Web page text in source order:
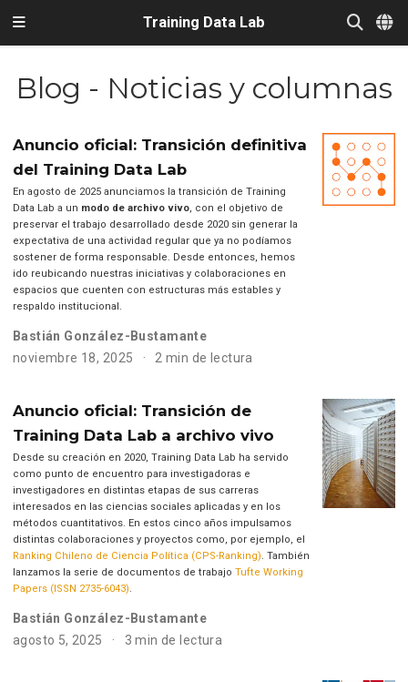
Training Data Lab
Blog - Noticias y columnas
Anuncio oficial: Transición definitiva
del Training Data Lab
En agosto de 2025 anunciamos la transición de Training
Data Lab a un modo de archivo vivo, con el objetivo de
preservar el trabajo desarrollado desde 2020 sin generar la
expectativa de una actividad regular que ya no podíamos
sostener de forma responsable. Desde entonces, hemos
ido reubicando nuestras iniciativas y colaboraciones en
espacios que cuenten con estructuras más estables y
respaldo institucional.
Bastián González-Bustamante
noviembre 18, 2025
2 min de lectura
Anuncio oficial: Transición de
Training Data Lab a archivo vivo
Desde su creación en 2020, Training Data Lab ha servido
como punto de encuentro para investigadoras e
investigadores en distintas etapas de sus carreras
interesados en las ciencias sociales aplicadas y en los
métodos cuantitativos. En estos cinco años impulsamos
distintas colaboraciones y proyectos como, por ejemplo, el
Ranking Chileno de Ciencia Política (CPS-Ranking). También
lanzamos la serie de documentos de trabajo Tufte Working
Papers (ISSN 2735-6043).
Bastián González-Bustamante
agosto 5, 2025
3 min de lectura